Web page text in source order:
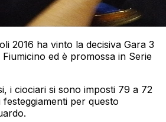
2016 ha vinto la decisiva Gara 3
ed è promossa in Serie
i ciociari si sono imposti 79 a 72
per questo